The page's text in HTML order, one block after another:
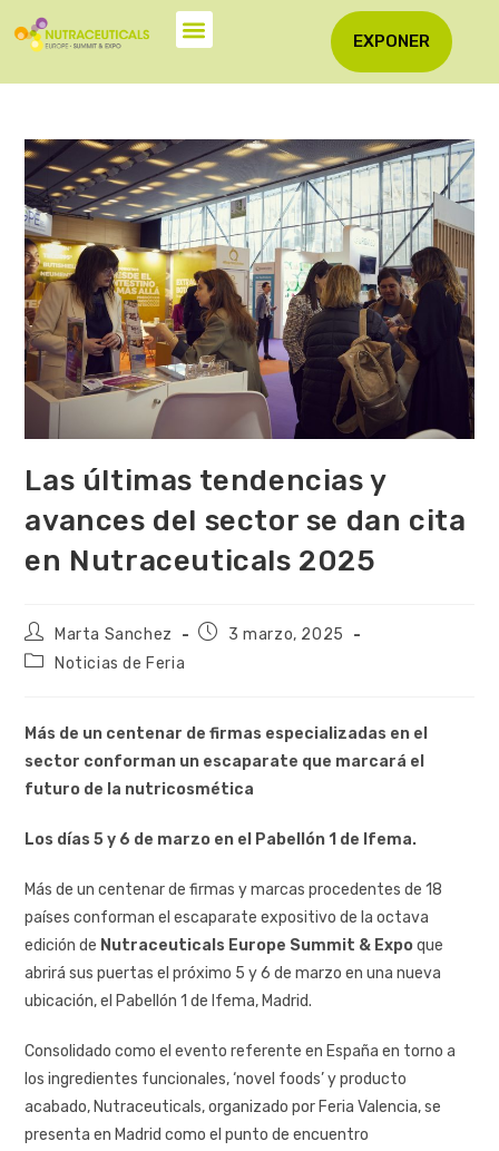
EXPONER
Las últimas tendencias y
avances del sector se dan cita
en Nutraceuticals 2025
Marta Sanchez
3 marzo, 2025
Noticias de Feria
Más de un centenar de firmas especializadas en el
sector conforman un escaparate que marcará el
futuro de la nutricosmética
Los días 5 y 6 de marzo en el Pabellón 1 de Ifema.
Más de un centenar de firmas y marcas procedentes de 18
países conforman el escaparate expositivo de la octava
edición de Nutraceuticals Europe Summit & Expoque
abrirá sus puertas el próximo 5 y 6 de marzo en una nueva
ubicación, el Pabellón 1 de Ifema, Madrid.
Consolidado como el evento referente en España en torno a
los ingredientes funcionales, ‘novel foods’ y producto
acabado, Nutraceuticals, organizado por Feria Valencia, se
presenta en Madrid como el punto de encuentro